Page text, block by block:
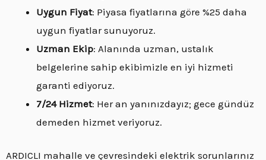
Uygun Fiyat: Piyasa fiyatlarına göre %25 daha
uygun fiyatlar sunuyoruz.
Uzman Ekip: Alanında uzman, ustalık
belgelerine sahip ekibimizle en iyi hizmeti
garanti ediyoruz.
7/24 Hizmet: Her an yanınızdayız; gece gündüz
demeden hizmet veriyoruz.
ARDICLI mahalle ve çevresindeki elektrik sorunlarınız